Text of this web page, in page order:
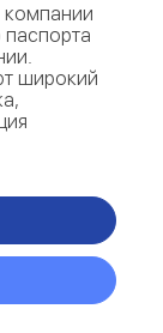
компании
паспорта
широкий